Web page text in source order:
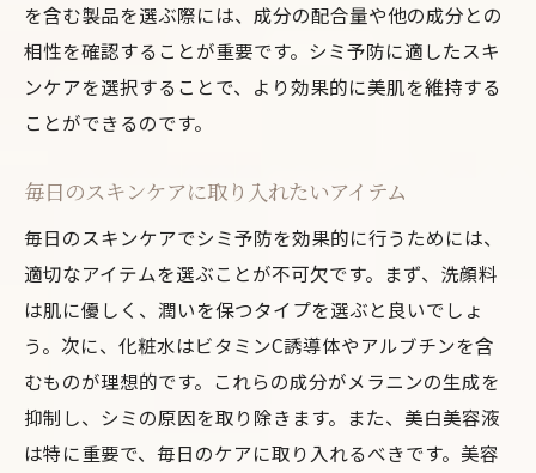
を含む製品を選ぶ際には、成分の配合量や他の成分との
相性を確認することが重要です。シミ予防に適したスキ
ンケアを選択することで、より効果的に美肌を維持する
ことができるのです。
毎日のスキンケアに取り入れたいアイテム
毎日のスキンケアでシミ予防を効果的に行うためには、
適切なアイテムを選ぶことが不可欠です。まず、洗顔料
は肌に優しく、潤いを保つタイプを選ぶと良いでしょ
う。次に、化粧水はビタミンC誘導体やアルブチンを含
むものが理想的です。これらの成分がメラニンの生成を
抑制し、シミの原因を取り除きます。また、美白美容液
は特に重要で、毎日のケアに取り入れるべきです。美容